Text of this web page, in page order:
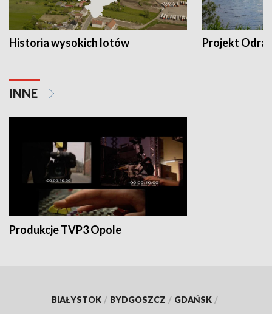
Historia wysokich lotów Projekt Odra
INNE
Produkcje TVP3 Opole
BIAŁYSTOK / BYDGOSZCZ / GDAŃSK /